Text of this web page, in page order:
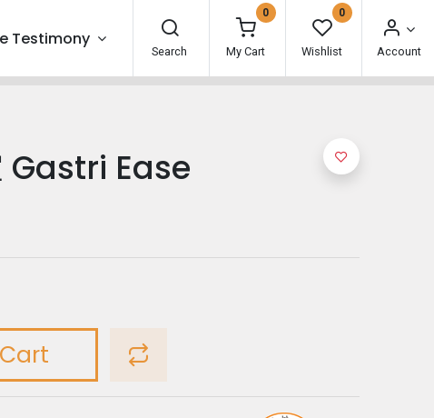
Testimony
Search
0
My Cart
0
Wishlist Account
Gastri Ease